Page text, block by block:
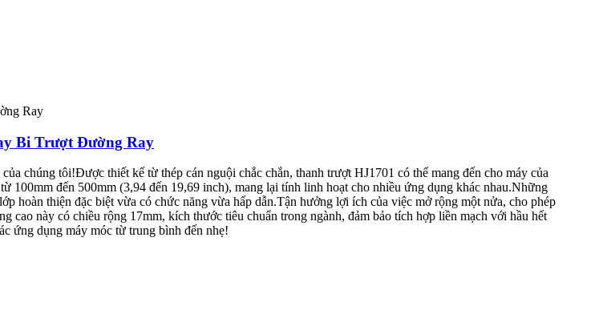
Bi Trượt Đường Ray
chúng tôi!Được thiết kế từ thép cán nguội chắc chắn, thanh trượt HJ1701 có thể mang đến cho máy của
100mm đến 500mm (3,94 đến 19,69 inch), mang lại tính linh hoạt cho nhiều ứng dụng khác nhau.Những
hoàn thiện đặc biệt vừa có chức năng vừa hấp dẫn.Tận hưởng lợi ích của việc mở rộng một nửa, cho phép
cao này có chiều rộng 17mm, kích thước tiêu chuẩn trong ngành, đảm bảo tích hợp liền mạch với hầu hết
ứng dụng máy móc từ trung bình đến nhẹ!